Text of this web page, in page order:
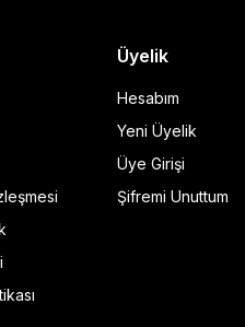
Üyelik
Hesabım
Yeni Üyelik
Üye Girişi
Şifremi Unuttum